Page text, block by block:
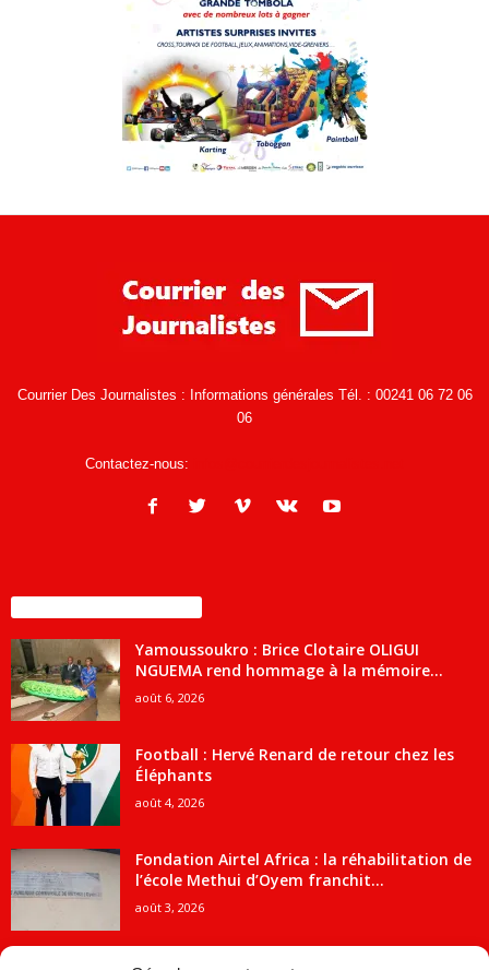
Courrier Des Journalistes : Informations générales Tél. : 00241 06 72 06
06
Contactez-nous:
Yamoussoukro : Brice Clotaire OLIGUI
NGUEMA rend hommage à la mémoire...
août 6, 2026
Football : Hervé Renard de retour chez les
Éléphants
août 4, 2026
Fondation Airtel Africa : la réhabilitation de
l’école Methui d’Oyem franchit...
août 3, 2026